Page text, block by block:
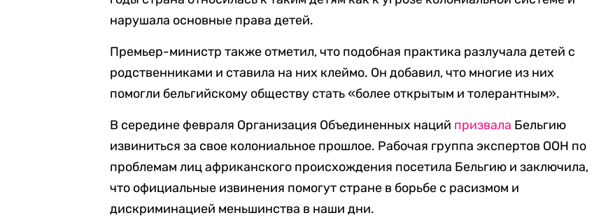
нарушала основные права детей.
Премьер-министр также отметил, что подобная практика разлучала детей с
родственниками и ставила на них клеймо. Он добавил, что многие из них
помогли бельгийскому обществу стать «более открытым и толерантным».
В середине февраля Организация Объединенных наций призвала Бельгию
извиниться за свое колониальное прошлое. Рабочая группа экспертов ООН по
проблемам лиц африканского происхождения посетила Бельгию и заключила,
что официальные извинения помогут стране в борьбе с расизмом и
дискриминацией меньшинства в наши дни.